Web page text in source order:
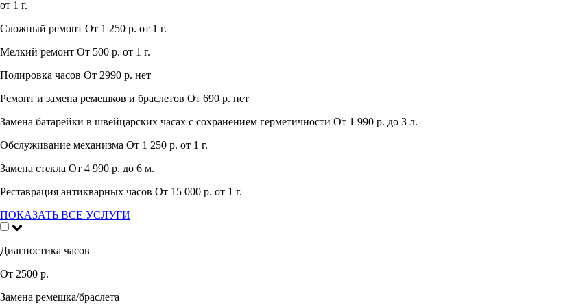
от 1 г.
Сложный ремонт От 1 250 р. от 1 г.
Мелкий ремонт От 500 р. от 1 г.
Полировка часов От 2990 р. нет
Ремонт и замена ремешков и браслетов От 690 р. нет
Замена батарейки в швейцарских часах с сохранением герметичности От 1 990 р. до 3 л.
Обслуживание механизма От 1 250 р. от 1 г.
Замена стекла От 4 990 р. до 6 м.
Реставрация антикварных часов От 15 000 р. от 1 г.
ПОКАЗАТЬ ВСЕ УСЛУГИ
Диагностика часов
От 2500 р.
Замена ремешка/браслета